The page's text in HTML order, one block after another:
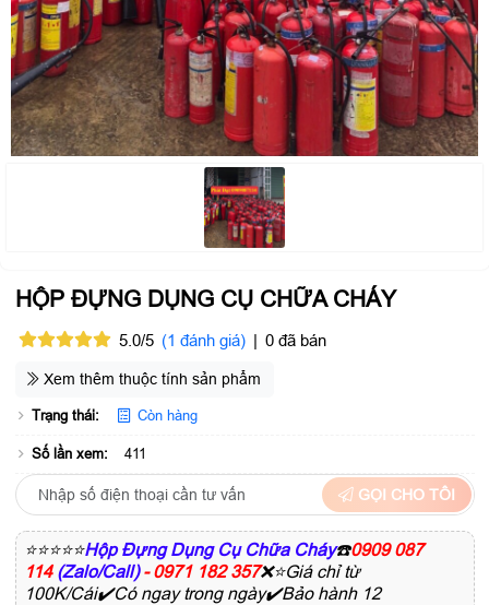
HỘP ĐỰNG DỤNG CỤ CHỮA CHÁY
5.0/5 (1 đánh giá) | 0 đã bán
Xem thêm thuộc tính sản phẩm
Trạng thái: Còn hàng
Số lần xem: 411
GỌI CHO TÔI
⭐⭐⭐⭐⭐Hộp Đựng Dụng Cụ Chữa Cháy☎️0909 087
114 (Zalo/Call) - 0971 182 357❌⭐Giá chỉ từ
100K/Cái✔️Có ngay trong ngày✔️Bảo hành 12